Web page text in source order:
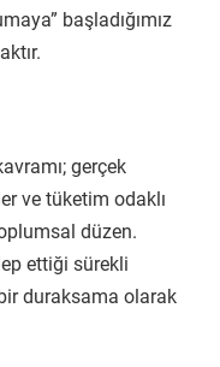
başladığımız
gerçek
ve tüketim odaklı
düzen.
ettiği sürekli
duraksama olarak